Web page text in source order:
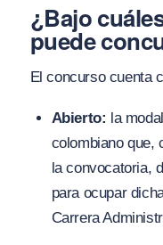
¿Bajo
puede
El concurso cuenta
Abierto: la
colombiano que,
la convocatoria,
para ocupar
Carrera